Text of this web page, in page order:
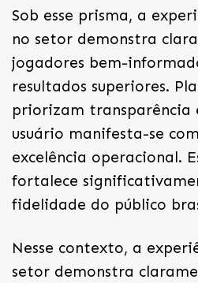
Sob esse prisma, a
no setor demonstra
jogadores bem-
resultados superiores.
priorizam transparência
usuário manifesta-se
excelência operacional.
fortalece
fidelidade do público
Nesse contexto, a
setor demonstra